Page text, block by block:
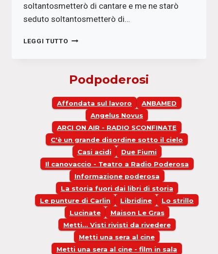
soltantosmetterò di cantare e me ne starò
seduto soltantosmetterò di…
LEGGI TUTTO NON
JACK
Podpoderosi
Affondata sul lavoro
ANBAMED
Angelus Novus
ARCI ON AIR - RADIO SCONFINATE
C'è un grande disordine sotto il cielo
Casi acidi
Due Fiumi
Il canovaccio - Teatro a Radio Poderosa
Informazione poderosa
La storia fuori dai libri di storia
Le punture di Carlin
Libridine
Lo strillo
Lucinate
Maison Le Gras
Metti... Visti rivisti da rivedere
Metti una sera al cine
Metti una sera al cine - film in sala